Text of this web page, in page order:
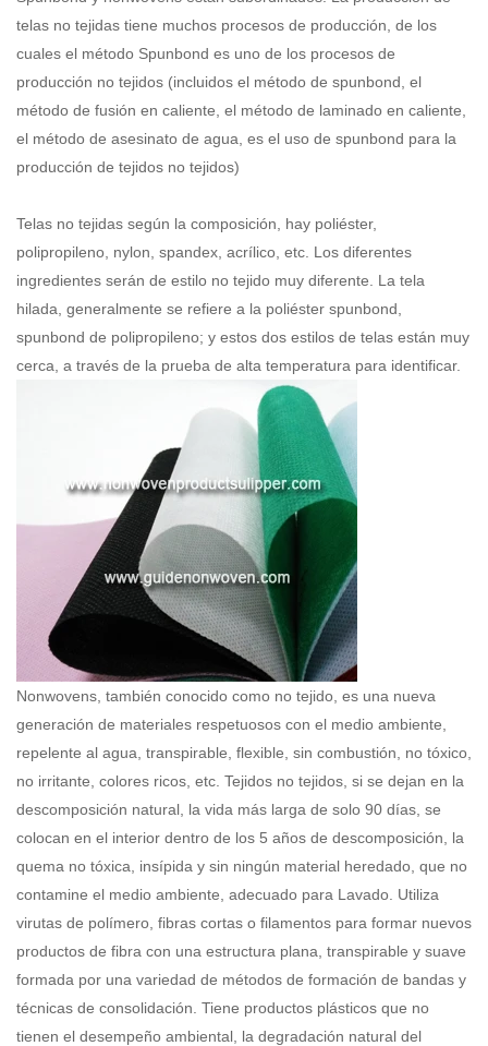
telas no tejidas tiene muchos procesos de producción, de los
cuales el método Spunbond es uno de los procesos de
producción no tejidos (incluidos el método de spunbond, el
método de fusión en caliente, el método de laminado en caliente,
el método de asesinato de agua, es el uso de spunbond para la
producción de tejidos no tejidos)
Telas no tejidas según la composición, hay poliéster,
polipropileno, nylon, spandex, acrílico, etc. Los diferentes
ingredientes serán de estilo no tejido muy diferente. La tela
hilada, generalmente se refiere a la poliéster spunbond
spunbond de polipropileno; y estos dos estilos de telas están muy
cerca, a través de la prueba de alta temperatura para identificar.
Nonwovens, también conocido como no tejido, es una nueva
generación de materiales respetuosos con el medio ambiente,
repelente al agua, transpirable, flexible, sin combustión, no tóxico,
no irritante, colores ricos, etc. Tejidos no tejidos, si se dejan en la
descomposición natural, la vida más larga de solo 90 días, se
colocan en el interior dentro de los 5 años de descomposición, la
quema no tóxica, insípida y sin ningún material heredado, que no
contamine el medio ambiente, adecuado para Lavado. Utiliza
virutas de polímero, fibras cortas o filamentos para formar nuevos
productos de fibra con una estructura plana, transpirable y suave
formada por una variedad de métodos de formación de bandas y
técnicas de consolidación. Tiene productos plásticos que no
tienen el desempeño ambiental, la degradación natural del